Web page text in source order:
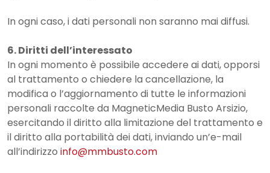
In ogni caso, i dati personali non saranno mai diffusi.
6. Diritti dell’interessato
In ogni momento è possibile accedere ai dati, opporsi
al trattamento o chiedere la cancellazione, la
modifica o l’aggiornamento di tutte le informazioni
personali raccolte da MagneticMedia Busto Arsizio,
esercitando il diritto alla limitazione del trattamento e
il diritto alla portabilità dei dati, inviando un’e-mail
all’indirizzo info@mmbusto.com